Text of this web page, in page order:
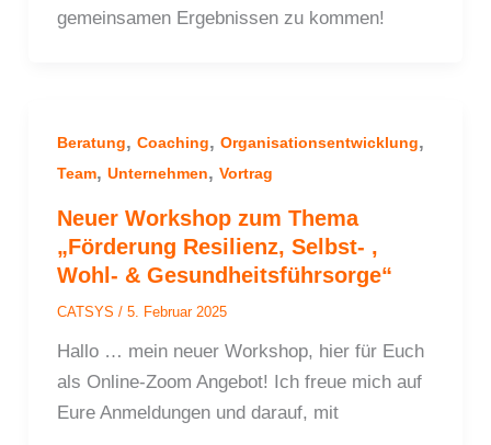
gemeinsamen Ergebnissen zu kommen!
Beratung, Coaching, Organisationsentwicklung,
Team, Unternehmen, Vortrag
Neuer Workshop zum Thema
„Förderung Resilienz, Selbst- ,
Wohl- & Gesundheitsführsorge“
CATSYS / 5. Februar 2025
Hallo … mein neuer Workshop, hier für Euch
als Online-Zoom Angebot! Ich freue mich auf
Eure Anmeldungen und darauf, mit